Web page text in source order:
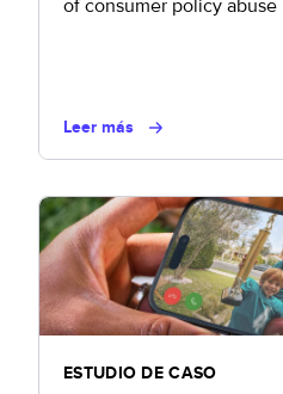
of consumer policy abuse
Leer más
ESTUDIO DE CASO